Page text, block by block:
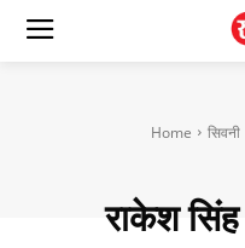
Home सिवनी
राकेश सिंह